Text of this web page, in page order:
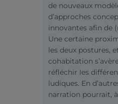
de nouveaux
d’approches
innovantes afin de
Une certaine
les deux postures,
cohabitation
réfléchir les
ludiques. En
narration pourrait,